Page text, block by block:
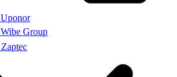
Uponor
Wibe Group
Zaptec